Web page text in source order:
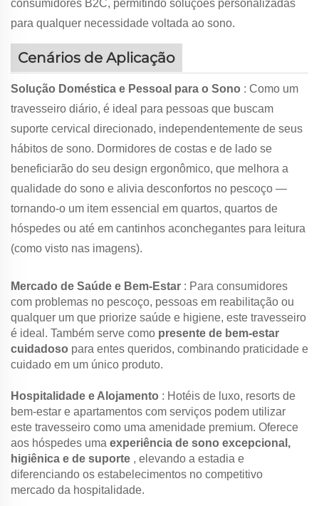
consumidores B2C, permitindo soluções personalizadas
para qualquer necessidade voltada ao sono.
Cenários de Aplicação
Solução Doméstica e Pessoal para o Sono : Como um
travesseiro diário, é ideal para pessoas que buscam
suporte cervical direcionado, independentemente de seus
hábitos de sono. Dormidores de costas e de lado se
beneficiarão do seu design ergonômico, que melhora a
qualidade do sono e alivia desconfortos no pescoço —
tornando-o um item essencial em quartos, quartos de
hóspedes ou até em cantinhos aconchegantes para leitura
(como visto nas imagens).
Mercado de Saúde e Bem-Estar : Para consumidores
com problemas no pescoço, pessoas em reabilitação ou
qualquer um que priorize saúde e higiene, este travesseiro
é ideal. Também serve como presente de bem-estar
cuidadoso para entes queridos, combinando praticidade e
cuidado em um único produto.
Hospitalidade e Alojamento : Hotéis de luxo, resorts de
bem-estar e apartamentos com serviços podem utilizar
este travesseiro como uma amenidade premium. Oferece
aos hóspedes uma experiência de sono excepcional,
higiênica e de suporte , elevando a estadia e
diferenciando os estabelecimentos no competitivo
mercado da hospitalidade.